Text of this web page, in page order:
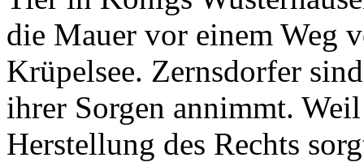
die Mauer vor einem Weg
Krüpelsee. Zernsdorfer
ihrer Sorgen annimmt.
Herstellung des Rechts